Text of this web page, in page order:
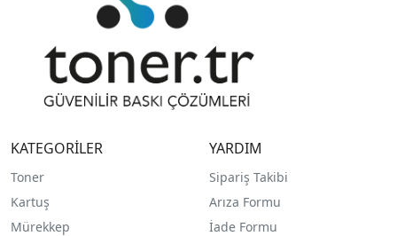
KATEGORİLER
Toner
Kartuş
Mürekkep
YARDIM
Sipariş Takibi
Arıza Formu
İade Formu